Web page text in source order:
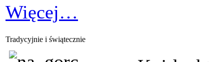
Więcej…
Tradycyjnie i świątecznie